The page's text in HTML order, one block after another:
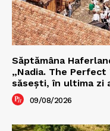
Săptămâna
„Nadia. The
săseşti, în ultima zi
09/08/2026